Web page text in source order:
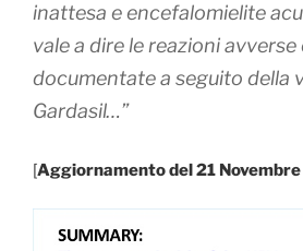
inattesa e encefalomielite
vale a dire le reazioni
documentate a seguito della
Gardasil…”
[Aggiornamento del 21